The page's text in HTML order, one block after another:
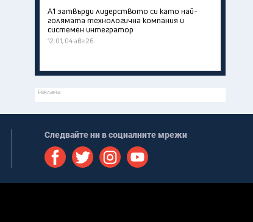
А1 затвърди лидерството си като най-
голямата технологична компания и
системен интегратор
12:01, 04 авг 26
Реклама
Следвайте ни в социалните мрежи